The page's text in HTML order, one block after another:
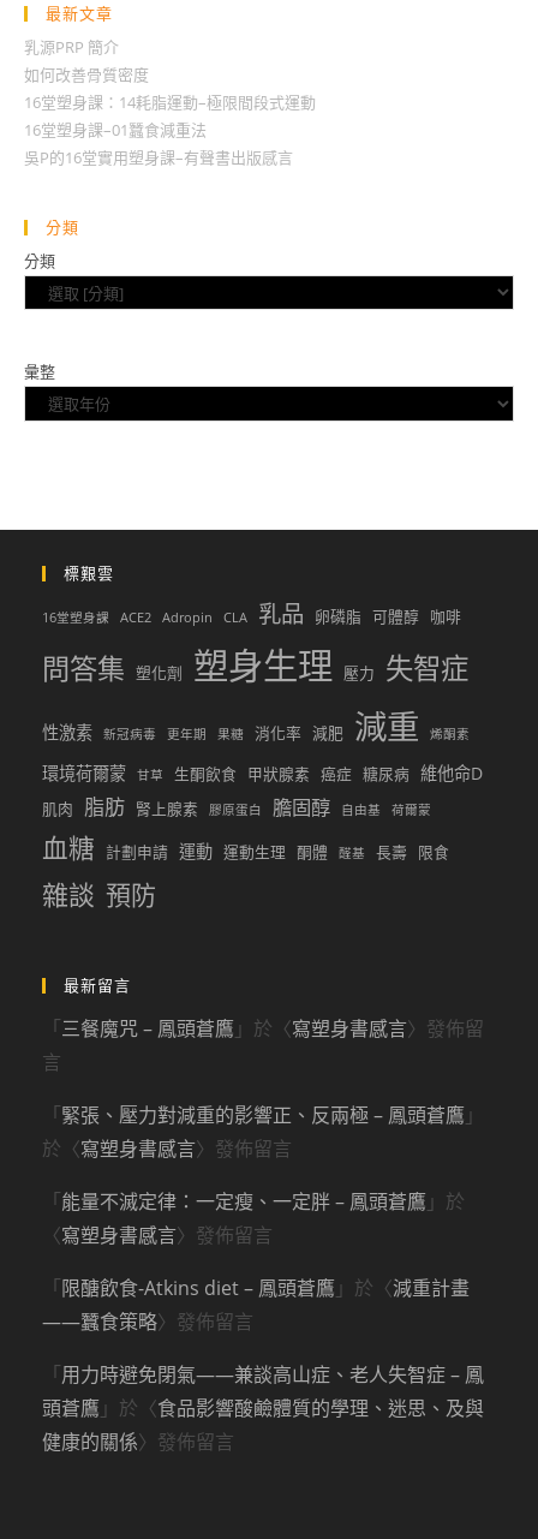
最新文章
乳源PRP 簡介
如何改善骨質密度
16堂塑身課：14耗脂運動–極限間段式運動
16堂塑身課–01蠶食減重法
吳P的16堂實用塑身課–有聲書出版感言
分類
分類
彙整
標艱雲
16堂塑身課 ACE2 Adropin CLA 乳品 卵磷脂 可體醇 咖啡
問答集 塑化劑 塑身生理 壓力 失智症
性激素 新冠病毒 更年期 果糖 消化率 減肥 減重 烯酮素
環境荷爾蒙 甘草 生酮飲食 甲狀腺素 癌症 糖尿病 維他命D
肌肉 脂肪 腎上腺素 膠原蛋白 膽固醇 自由基 荷爾蒙
血糖 計劃申請 運動 運動生理 酮體 醛基 長壽 限食
雜談 預防
最新留言
「三餐魔咒 – 鳳頭蒼鷹 」於〈寫塑身書感言〉發佈留
言
「緊張、壓力對減重的影響正、反兩極 – 鳳頭蒼鷹
於〈寫塑身書感言〉發佈留言
「能量不滅定律：一定瘦、一定胖 – 鳳頭蒼鷹 」於
〈寫塑身書感言〉發佈留言
「限醣飲食-Atkins diet – 鳳頭蒼鷹 」於〈減重計畫
——蠶食策略〉發佈留言
「用力時避免閉氣——兼談高山症、老人失智症 – 鳳
頭蒼鷹 」於〈食品影響酸鹼體質的學理、迷思、及與
健康的關係〉發佈留言